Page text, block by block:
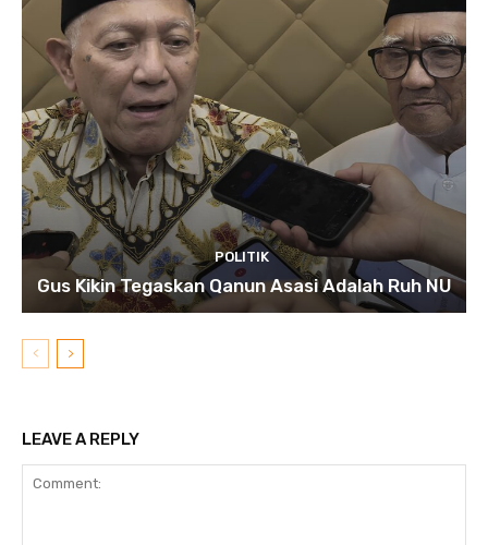
POLITIK
Gus Kikin Tegaskan Qanun Asasi Adalah Ruh NU
LEAVE A REPLY